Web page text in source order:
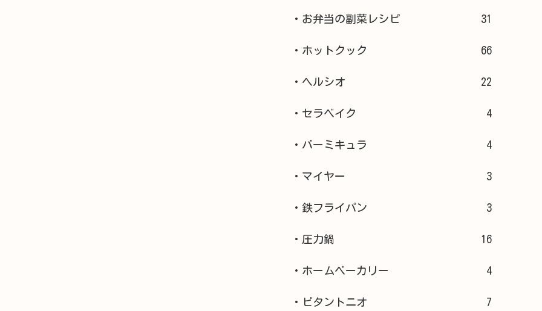
・お弁当の副菜レシピ 31
・ホットクック 66
・ヘルシオ 22
・セラベイク 4
・バーミキュラ 4
・マイヤー 3
・鉄フライパン 3
・圧力鍋 16
・ホームベーカリー 4
・ビタントニオ 7